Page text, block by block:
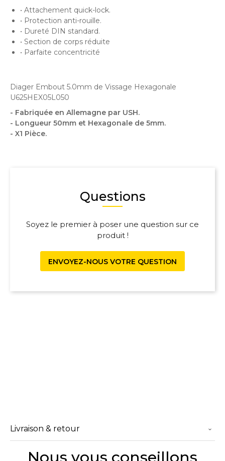
• Attachement quick-lock.
• Protection anti-rouille.
• Dureté DIN standard.
• Section de corps réduite
• Parfaite concentricité
Diager Embout 5.0mm de Vissage Hexagonale
U625HEX05L050
- Fabriquée en Allemagne par USH.
- Longueur 50mm et Hexagonale de 5mm.
- X1 Pièce.
Questions
Soyez le premier à poser une question sur ce
produit !
ENVOYEZ-NOUS VOTRE QUESTION
Livraison & retour
Nous vous conseillons